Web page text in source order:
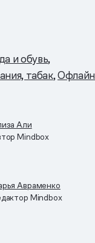
и обувь
табак
Али
Mindbox
Авраменко
Mindbox